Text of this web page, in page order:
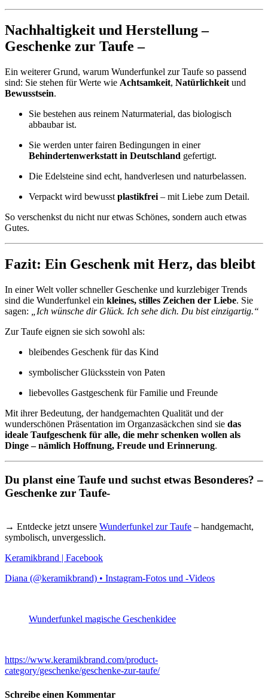
Nachhaltigkeit und Herstellung –
Geschenke zur Taufe –
Ein weiterer Grund, warum Wunderfunkel zur Taufe so passend
sind: Sie stehen für Werte wie Achtsamkeit, Natürlichkeit und
Bewusstsein.
Sie bestehen aus reinem Naturmaterial, das biologisch
abbaubar ist.
Sie werden unter fairen Bedingungen in einer
Behindertenwerkstatt in Deutschland gefertigt.
Die Edelsteine sind echt, handverlesen und naturbelassen.
Verpackt wird bewusst plastikfrei – mit Liebe zum Detail.
So verschenkst du nicht nur etwas Schönes, sondern auch etwas
Gutes.
Fazit: Ein Geschenk mit Herz, das bleibt
In einer Welt voller schneller Geschenke und kurzlebiger Trends
sind die Wunderfunkel ein kleines, stilles Zeichen der Liebe. Sie
sagen:
„Ich wünsche dir Glück. Ich sehe dich. Du bist einzigartig.“
Zur Taufe eignen sie sich sowohl als:
bleibendes Geschenk für das Kind
symbolischer Glücksstein von Paten
liebevolles Gastgeschenk für Familie und Freunde
Mit ihrer Bedeutung, der handgemachten Qualität und der
wunderschönen Präsentation im Organzasäckchen sind sie das
ideale Taufgeschenk für alle, die mehr schenken wollen als
Dinge – nämlich Hoffnung, Freude und Erinnerung.
Du planst eine Taufe und suchst etwas Besonderes? –
Geschenke zur Taufe-
→ Entdecke jetzt unsere Wunderfunkel zur Taufe – handgemacht,
symbolisch, unvergesslich.
Keramikbrand | Facebook
Diana (@keramikbrand) • Instagram-Fotos und -Videos
Wunderfunkel magische Geschenkidee
https://www.keramikbrand.com/product-
category/geschenke/geschenke-zur-taufe/
Schreibe einen Kommentar